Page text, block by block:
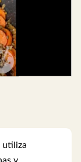
utiliza